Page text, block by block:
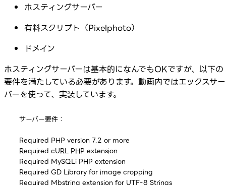
ホスティングサーバー
有料スクリプト（Pixelphoto）
ドメイン
ホスティングサーバーは基本的になんでもOKですが、以下の
要件を満たしている必要があります。動画内ではエックスサー
バーを使って、実装しています。
サーバー要件：
Required PHP version 7.2 or more
Required cURL PHP extension
Required MySQLi PHP extension
Required GD Library for image cropping
Required Mbstring extension for UTF-8 Strings